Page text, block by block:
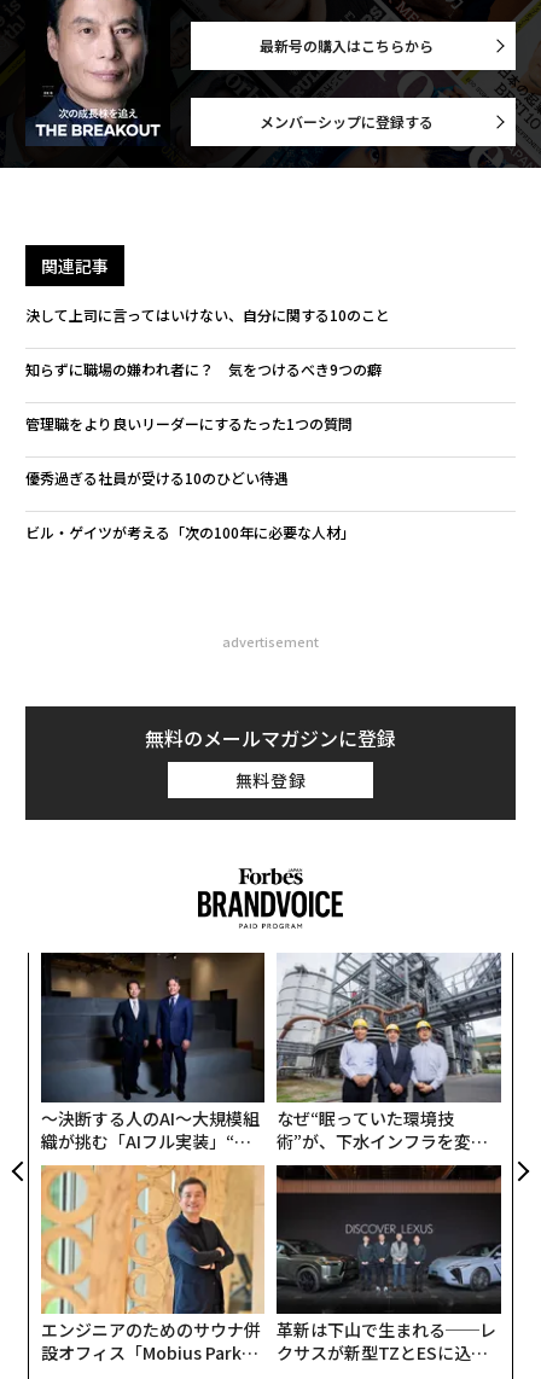
最新号の購入はこちらから
メンバーシップに登録する
関連記事
決して上司に言ってはいけない、自分に関する10のこと
知らずに職場の嫌われ者に？ 気をつけるべき9つの癖
管理職をより良いリーダーにするたった1つの質問
優秀過ぎる社員が受ける10のひどい待遇
ビル・ゲイツが考える「次の100年に必要な人材」
advertisement
無料のメールマガジンに登録
無料登録
〜決断する人のAI〜大規模組
織が挑む「AIフル実装」“使
う”企業から“動く”企業へ【N
TTドコモビジネス×PwC】
なぜ“眠っていた環境技
術”が、下水インフラを変え
たのか──産総研×月島JFE
アクアソリューションの10年
エンジニアのためのサウナ併
設オフィス「Mobius Park」
革新は下山で生まれる──レ
クサスが新型TZとESに込め